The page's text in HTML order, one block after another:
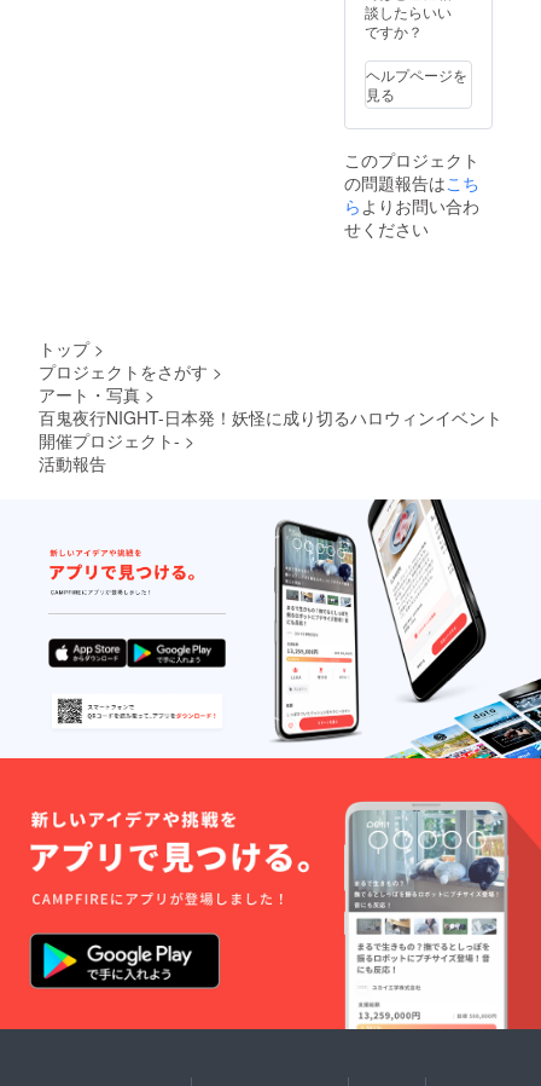
談したらいい
ですか？
ヘルプページを
見る
このプロジェクト
の問題報告はこち
らよりお問い合わ
せください
トップ >
プロジェクトをさがす >
アート・写真 >
百鬼夜行NIGHT-日本発！妖怪に成り切るハロウィンイベント
開催プロジェクト- >
活動報告